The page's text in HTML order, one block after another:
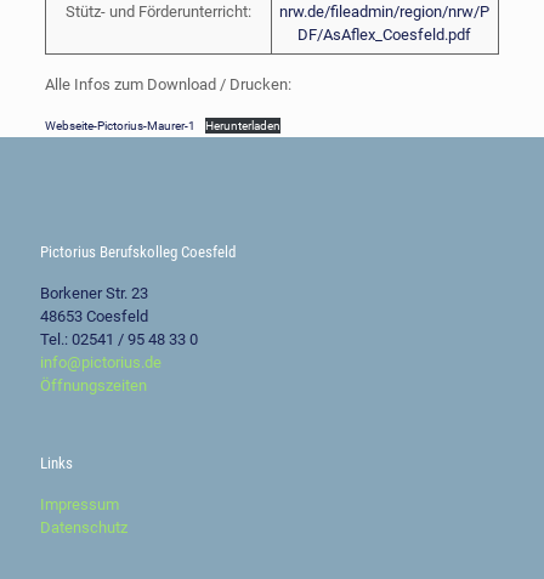
Stütz- und Förderunterricht:
nrw.de/fileadmin/region/nrw/P
DF/AsAflex_Coesfeld.pdf
Alle Infos zum Download / Drucken:
Webseite-Pictorius-Maurer-1 Herunterladen
Pictorius Berufskolleg Coesfeld
Borkener Str. 23
48653 Coesfeld
Tel.: 02541 / 95 48 33 0
info@pictorius.de
Öffnungszeiten
Links
Impressum
Datenschutz